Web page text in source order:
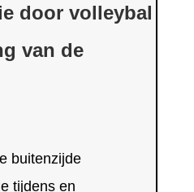
door volleybal
van de
buitenzijde
tijdens en